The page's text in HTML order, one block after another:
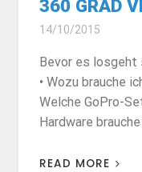
360 GRAD
14/10/2015
Bevor es losgeht
• Wozu brauche
Welche GoPro-
Hardware brauche
READ MORE